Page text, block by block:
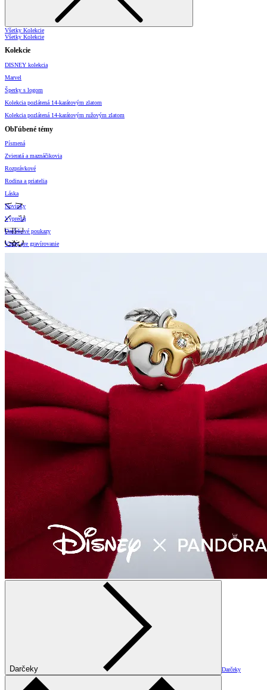
Všetky Kolekcie
Všetky Kolekcie
Kolekcie
DISNEY kolekcia
Marvel
Šperky s logom
Kolekcia pozlátená 14-karátovým zlatom
Kolekcia pozlátená 14-karátovým ružovým zlatom
Obľúbené témy
Písmená
Zvieratá a maznáčikovia
Rozprávkové
Rodina a priatelia
Láska
Novinky
Výpredaj
Darčekové poukazy
Vzory pre gravírovanie
Darčeky Darčeky